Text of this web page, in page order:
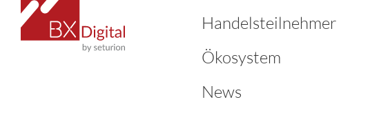
Handelsteilnehmer
Ökosystem
News